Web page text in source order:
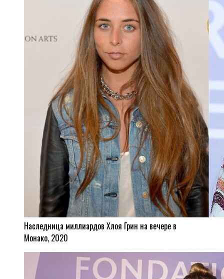
Наследница миллиардов Хлоя Грин на вечере в
Монако, 2020